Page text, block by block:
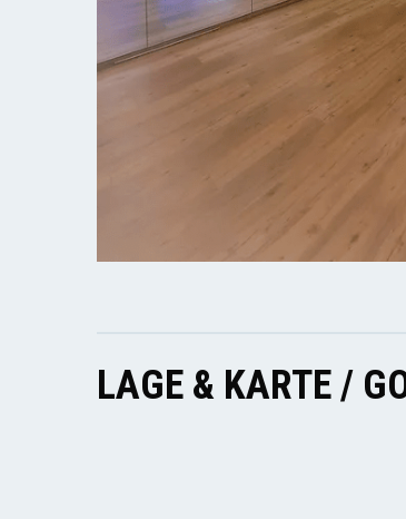
LAGE & KARTE /